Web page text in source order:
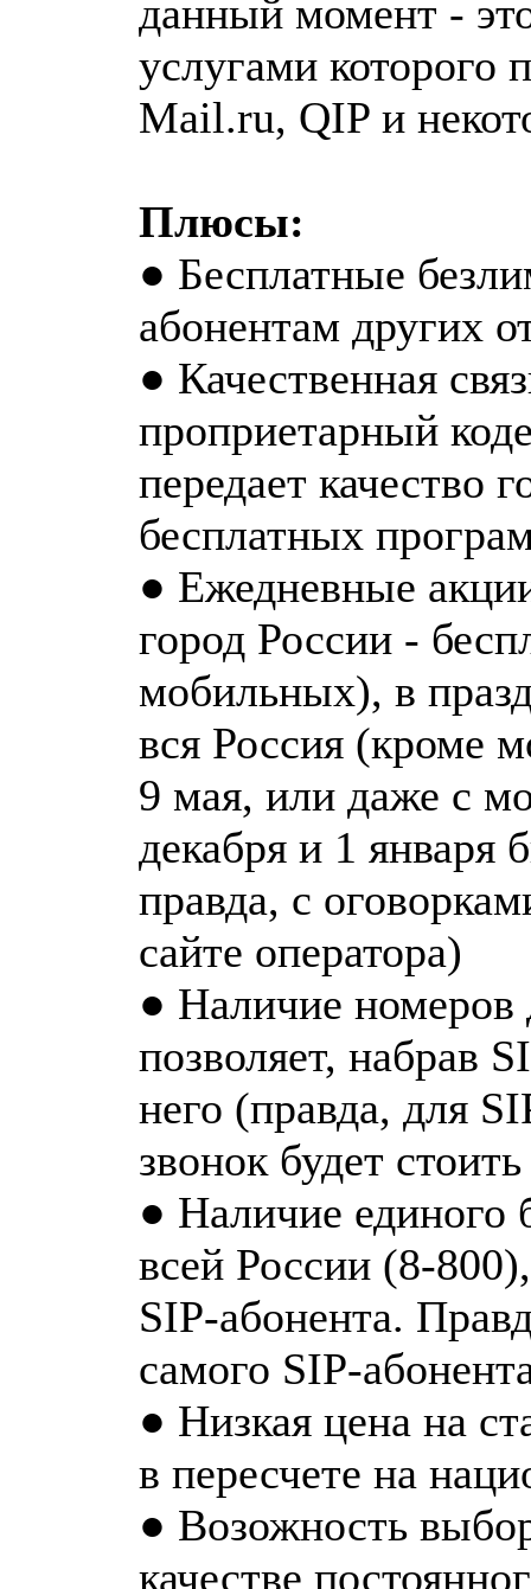
данный момент -
услугами которого
Mail.ru, QIP и
Плюсы:
● Бесплатные
абонентам других
● Качественная
проприетарный
передает качество
бесплатных
● Ежедневные
город России -
мобильных), в
вся Россия (кроме
9 мая, или даже с
декабря и 1 января
правда, с
сайте оператора)
● Наличие номеров
позволяет, набрав
него (правда, для
звонок будет
● Наличие единого
всей России (8-
SIP-абонента.
самого SIP-
● Низкая цена на
в пересчете на
● Возожность
качестве